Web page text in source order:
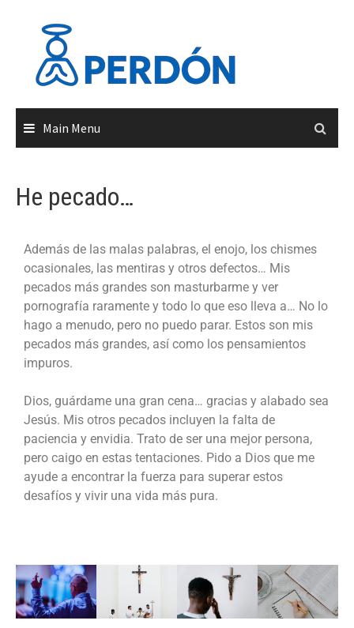
Main Menu
He pecado…
Además de las malas palabras, el enojo, los chismes
ocasionales, las mentiras y otros defectos… Mis
pecados más grandes son masturbarme y ver
pornografía raramente y todo lo que eso lleva a… No lo
hago a menudo, pero no puedo parar. Estos son mis
pecados más grandes, así como los pensamientos
impuros.
Dios, guárdame una gran cena… gracias y alabado sea
Jesús. Mis otros pecados incluyen la falta de
paciencia y envidia. Trato de ser una mejor persona,
pero caigo en estas tentaciones. Pido a Dios que me
ayude a encontrar la fuerza para superar estos
desafíos y vivir una vida más pura.